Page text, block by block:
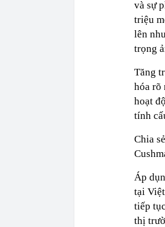
và sự
triệu
lên
trọng
Tăng
hóa rõ
hoạt
tính
Chia
Áp
tại
tiếp
thị